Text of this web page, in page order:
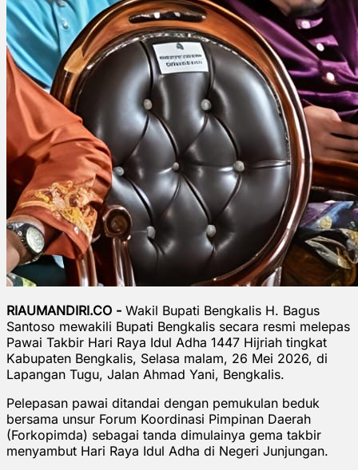
RIAUMANDIRI.CO - Wakil Bupati Bengkalis H. Bagus
Santoso mewakili Bupati Bengkalis secara resmi melepas
Pawai Takbir Hari Raya Idul Adha 1447 Hijriah tingkat
Kabupaten Bengkalis, Selasa malam, 26 Mei 2026, di
Lapangan Tugu, Jalan Ahmad Yani, Bengkalis.
Pelepasan pawai ditandai dengan pemukulan beduk
bersama unsur Forum Koordinasi Pimpinan Daerah
(Forkopimda) sebagai tanda dimulainya gema takbir
menyambut Hari Raya Idul Adha di Negeri Junjungan.